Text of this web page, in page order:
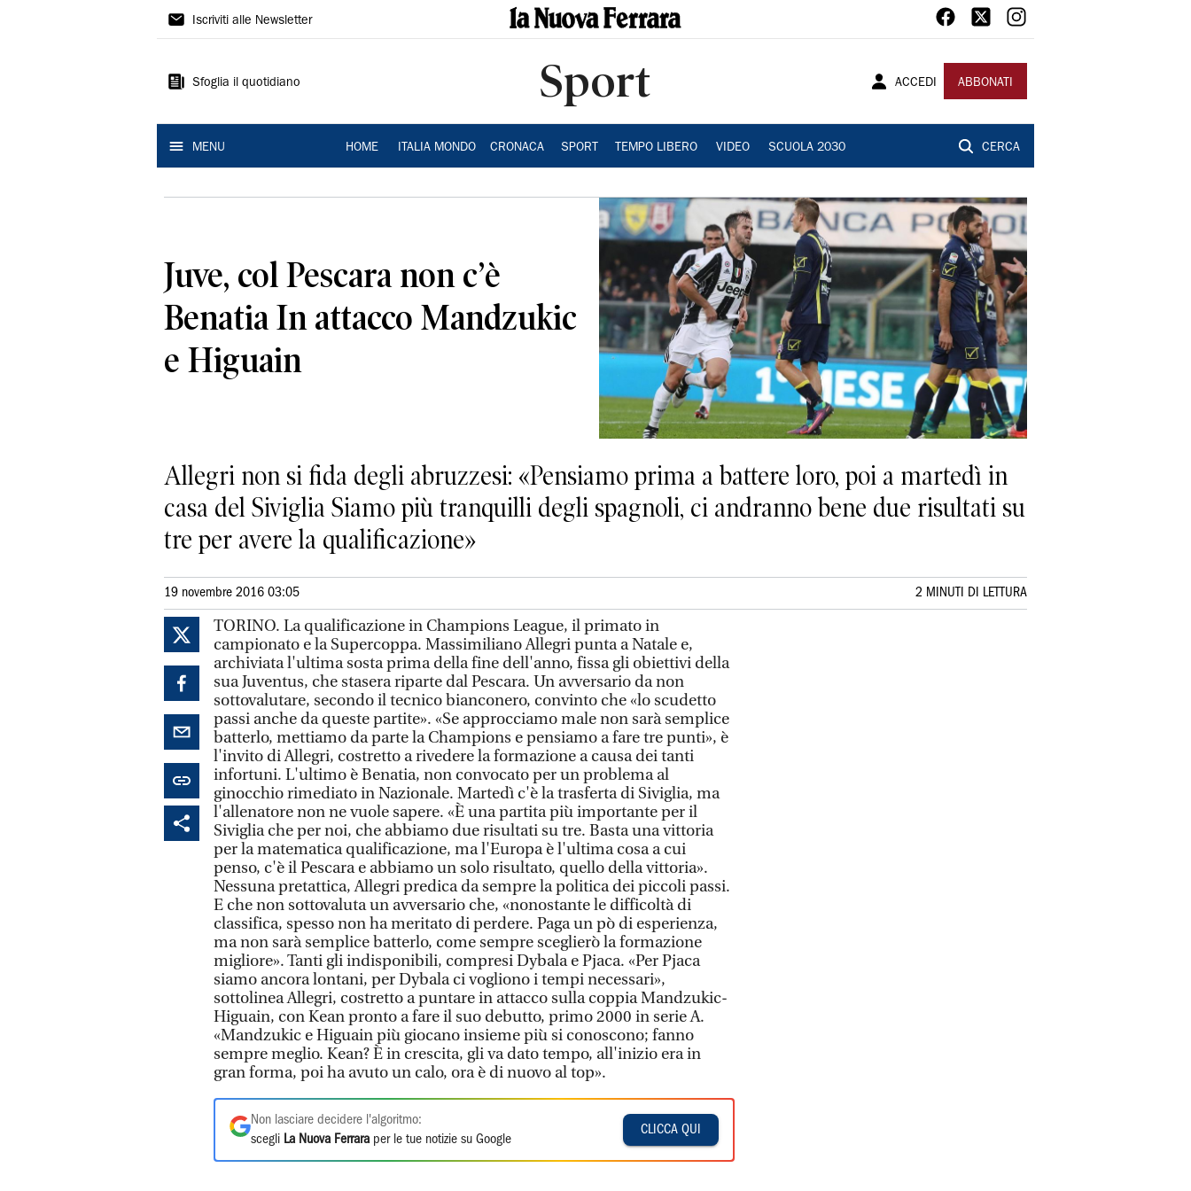
La
Ferrara
Iscriviti alle Newsletter
Sfoglia il quotidiano Sport ACCEDI ABBONATI
MENU HOME ITALIA MONDO CRONACA SPORT TEMPO LIBERO VIDEO SCUOLA 2030 CERCA
Juve, col Pescara non c’è
Benatia In attacco Mandzukic
e Higuain
Allegri non si fida degli abruzzesi: «Pensiamo prima a battere loro, poi a martedì in
casa del Siviglia Siamo più tranquilli degli spagnoli, ci andranno bene due risultati su
tre per avere la qualificazione»
19 novembre 2016 03:05 2 MINUTI DI LETTURA
TORINO. La qualificazione in Champions League, il primato in
campionato e la Supercoppa. Massimiliano Allegri punta a Natale e,
archiviata l'ultima sosta prima della fine dell'anno, fissa gli obiettivi della
sua Juventus, che stasera riparte dal Pescara. Un avversario da non
sottovalutare, secondo il tecnico bianconero, convinto che «lo scudetto
passi anche da queste partite». «Se approcciamo male non sarà semplice
batterlo, mettiamo da parte la Champions e pensiamo a fare tre punti», è
l'invito di Allegri, costretto a rivedere la formazione a causa dei tanti
infortuni. L'ultimo è Benatia, non convocato per un problema al
ginocchio rimediato in Nazionale. Martedì c'è la trasferta di Siviglia, ma
l'allenatore non ne vuole sapere. «È una partita più importante per il
Siviglia che per noi, che abbiamo due risultati su tre. Basta una vittoria
per la matematica qualificazione, ma l'Europa è l'ultima cosa a cui
penso, c'è il Pescara e abbiamo un solo risultato, quello della vittoria».
Nessuna pretattica, Allegri predica da sempre la politica dei piccoli passi.
E che non sottovaluta un avversario che, «nonostante le difficoltà di
classifica, spesso non ha meritato di perdere. Paga un pò di esperienza,
ma non sarà semplice batterlo, come sempre sceglierò la formazione
migliore». Tanti gli indisponibili, compresi Dybala e Pjaca. «Per Pjaca
siamo ancora lontani, per Dybala ci vogliono i tempi necessari»,
sottolinea Allegri, costretto a puntare in attacco sulla coppia Mandzukic-
Higuain, con Kean pronto a fare il suo debutto, primo 2000 in serie A.
«Mandzukic e Higuain più giocano insieme più si conoscono; fanno
sempre meglio. Kean? È in crescita, gli va dato tempo, all'inizio era in
gran forma, poi ha avuto un calo, ora è di nuovo al top».
Non lasciare decidere l'algoritmo:
scegli La Nuova Ferrara per le tue notizie su Google
CLICCA QUI